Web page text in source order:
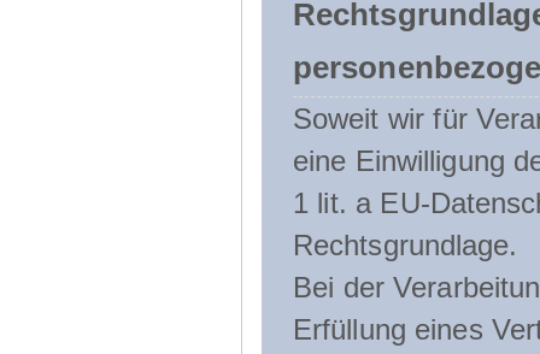
Soweit wir für
eine Einwilligung
1 lit. a EU-
Rechtsgrundlage.
Bei der
Erfüllung eines